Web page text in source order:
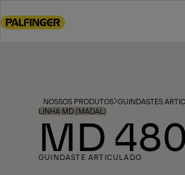
to
NOSSOS PRODUTOS GUINDASTES
LINHA MD (MADAL)
MD 480
GUINDASTE ARTICULADO